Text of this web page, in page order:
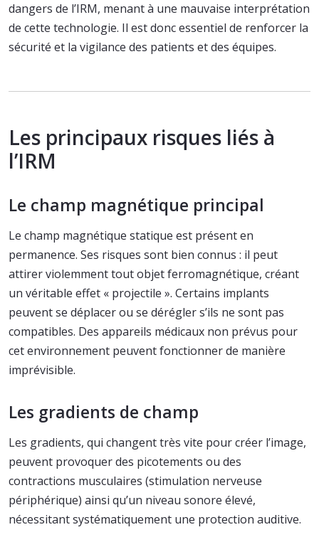
dangers de l’IRM, menant à une mauvaise interprétation
de cette technologie. Il est donc essentiel de renforcer la
sécurité et la vigilance des patients et des équipes.
Les principaux risques liés à
l’IRM
Le champ magnétique principal
Le champ magnétique statique est présent en
permanence. Ses risques sont bien connus : il peut
attirer violemment tout objet ferromagnétique, créant
un véritable effet « projectile ». Certains implants
peuvent se déplacer ou se dérégler s’ils ne sont pas
compatibles. Des appareils médicaux non prévus pour
cet environnement peuvent fonctionner de manière
imprévisible.
Les gradients de champ
Les gradients, qui changent très vite pour créer l’image,
peuvent provoquer des picotements ou des
contractions musculaires (stimulation nerveuse
périphérique) ainsi qu’un niveau sonore élevé,
nécessitant systématiquement une protection auditive.